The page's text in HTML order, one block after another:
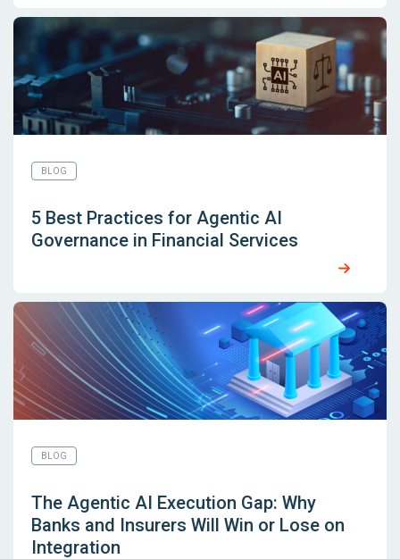
BLOG
5 Best Practices for Agentic AI
Governance in Financial Services
BLOG
The Agentic AI Execution Gap: Why
Banks and Insurers Will Win or Lose on
Integration